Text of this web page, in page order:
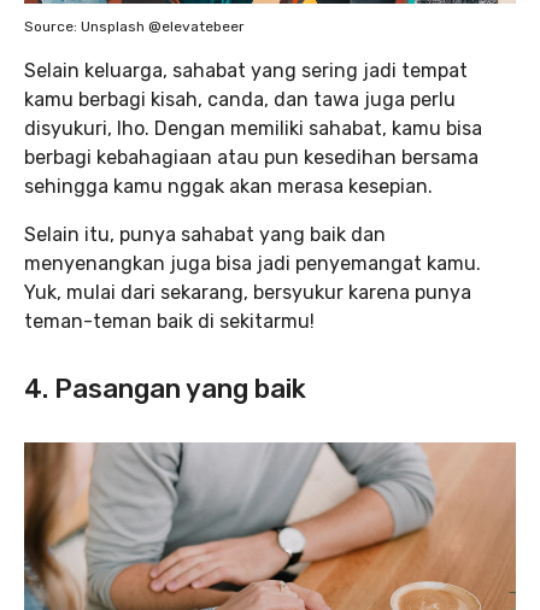
Source: Unsplash @elevatebeer
Selain keluarga, sahabat yang sering jadi tempat
kamu berbagi kisah, canda, dan tawa juga perlu
disyukuri, lho. Dengan memiliki sahabat, kamu bisa
berbagi kebahagiaan atau pun kesedihan bersama
sehingga kamu nggak akan merasa kesepian.
Selain itu, punya sahabat yang baik dan
menyenangkan juga bisa jadi penyemangat kamu.
Yuk, mulai dari sekarang, bersyukur karena punya
teman-teman baik di sekitarmu!
4. Pasangan yang baik